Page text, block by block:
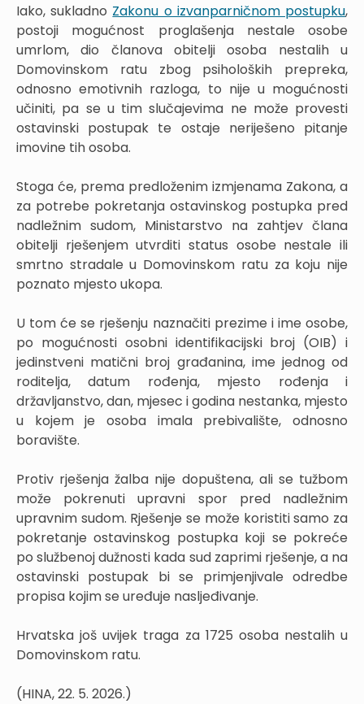
Iako, sukladno Zakonu o izvanparničnom postupku,
postoji mogućnost proglašenja nestale osobe
umrlom, dio članova obitelji osoba nestalih u
Domovinskom ratu zbog psiholoških prepreka,
odnosno emotivnih razloga, to nije u mogućnosti
učiniti, pa se u tim slučajevima ne može provesti
ostavinski postupak te ostaje neriješeno pitanje
imovine tih osoba.
Stoga će, prema predloženim izmjenama Zakona, a
za potrebe pokretanja ostavinskog postupka pred
nadležnim sudom, Ministarstvo na zahtjev člana
obitelji rješenjem utvrditi status osobe nestale ili
smrtno stradale u Domovinskom ratu za koju nije
poznato mjesto ukopa.
U tom će se rješenju naznačiti prezime i ime osobe,
po mogućnosti osobni identifikacijski broj (OIB) i
jedinstveni matični broj građanina, ime jednog od
roditelja, datum rođenja, mjesto rođenja i
državljanstvo, dan, mjesec i godina nestanka, mjesto
u kojem je osoba imala prebivalište, odnosno
boravište.
Protiv rješenja žalba nije dopuštena, ali se tužbom
može pokrenuti upravni spor pred nadležnim
upravnim sudom. Rješenje se može koristiti samo za
pokretanje ostavinskog postupka koji se pokreće
po službenoj dužnosti kada sud zaprimi rješenje, a na
ostavinski postupak bi se primjenjivale odredbe
propisa kojim se uređuje nasljeđivanje.
Hrvatska još uvijek traga za 1725 osoba nestalih u
Domovinskom ratu.
(HINA, 22. 5. 2026.)